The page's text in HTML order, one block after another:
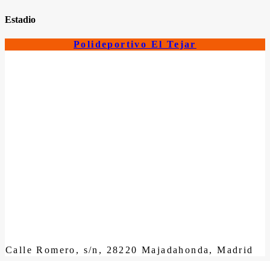
Estadio
Polideportivo El Tejar
Calle Romero, s/n, 28220 Majadahonda, Madrid